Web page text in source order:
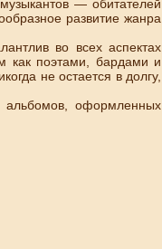
— обитателей
развитие жанра
во всех аспектах
как поэтами, бардами и
не остается в долгу,
оформленных